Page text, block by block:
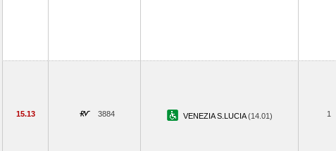
15.13 3884 VENEZIA S.LUCIA(14.01) 1